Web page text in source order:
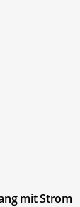
mit Strom